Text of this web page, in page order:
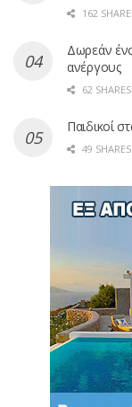
162
Δωρεάν
ανέργους
62 SHARES
Παιδικοί
49 SHARES